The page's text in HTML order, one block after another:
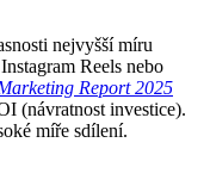
nejvyšší míru
Reels nebo
Report 2025
(návratnost investice).
míře sdílení.